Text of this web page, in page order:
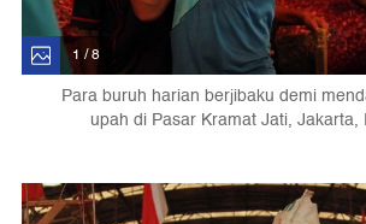
1 / 8
Para buruh harian berjibaku demi
upah di Pasar Kramat Jati, Jakarta,